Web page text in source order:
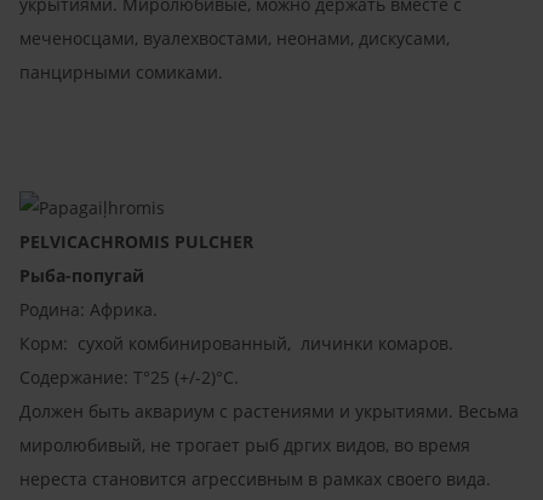
меченосцами, вуалехвостами, неонами, дискусами,
панцирными сомиками.
PELVICACHROMIS PULCHER
Рыба-попугай
Родина: Африка.
Корм: сухой комбинированный, личинки комаров.
Содержание: T°25 (+/-2)°C.
Должен быть аквариум с растениями и укрытиями. Весьма
миролюбивый, не трогает рыб дргих видов, во время
нереста становится агрессивным в рамках своего вида.